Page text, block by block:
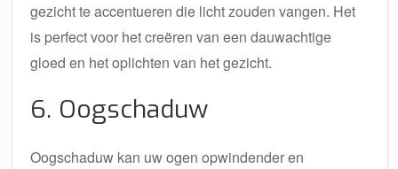
gezicht te accentueren die licht zouden vangen. Het
is perfect voor het creëren van een dauwachtige
gloed en het oplichten van het gezicht.
6. Oogschaduw
Oogschaduw kan uw ogen opwindender en